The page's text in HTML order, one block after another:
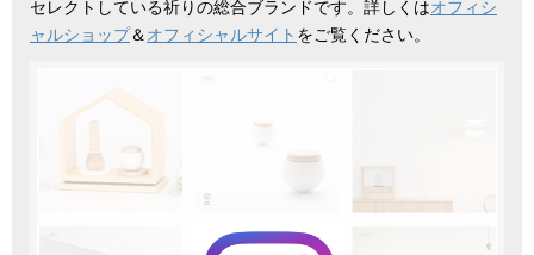
セレクトしている祈りの総合ブランドです。詳しくはオフィシ
ャルショップ＆オフィシャルサイト をご覧ください。